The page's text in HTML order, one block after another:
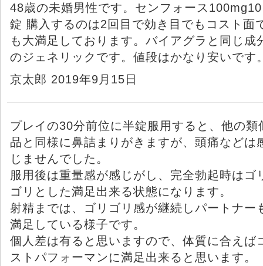
48歳の未婚男性です。センフォース100mg10
錠 購入するのは2回目で効き目でもコスト面
も大満足しております。バイアグラと同じ成
のジェネリックです。値段はかなり安いです
京太郎 2019年9月15日
プレイの30分前位に半錠服用すると、他の類
品と同様に鼻詰まりがきますが、頭痛などは
じませんでした。
服用後は重量感が感じがし、完全勃起時はゴ
ゴリとした満足出来る状態になります。
射精までは、ゴリゴリ感が継続しパートナー
満足している様子です。
個人差は有ると思いますので、体質に合えば
ストパフォーマンに満足出来ると思います。